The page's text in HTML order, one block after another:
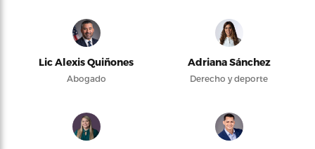
Lic Alexis Quiñones
Abogado
Adriana Sánchez
Derecho y deporte